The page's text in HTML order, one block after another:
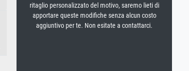
ritaglio personalizzato del motivo, saremo lieti di
apportare queste modifiche senza alcun costo
aggiuntivo per te. Non esitate a contattarci.